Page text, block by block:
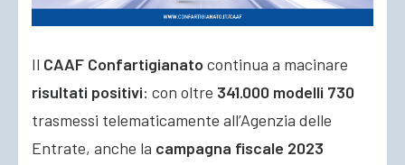
Il CAAF Confartigianato continua a macinare
risultati positivi: con oltre 341.000 modelli 730
trasmessi telematicamente all’Agenzia delle
Entrate, anche la campagna fiscale 2023